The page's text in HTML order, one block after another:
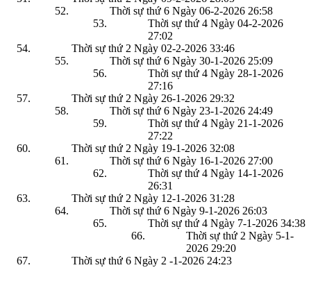
Thời sự thứ 6 Ngày 06-2-2026 26:58
Thời sự thứ 4 Ngày 04-2-2026
27:02
Thời sự thứ 2 Ngày 02-2-2026 33:46
Thời sự thứ 6 Ngày 30-1-2026 25:09
Thời sự thứ 4 Ngày 28-1-2026
27:16
Thời sự thứ 2 Ngày 26-1-2026 29:32
Thời sự thứ 6 Ngày 23-1-2026 24:49
Thời sự thứ 4 Ngày 21-1-2026
27:22
Thời sự thứ 2 Ngày 19-1-2026 32:08
Thời sự thứ 6 Ngày 16-1-2026 27:00
Thời sự thứ 4 Ngày 14-1-2026
26:31
Thời sự thứ 2 Ngày 12-1-2026 31:28
Thời sự thứ 6 Ngày 9-1-2026 26:03
Thời sự thứ 4 Ngày 7-1-2026 34:38
Thời sự thứ 2 Ngày 5-1-
2026 29:20
Thời sự thứ 6 Ngày 2 -1-2026 24:23